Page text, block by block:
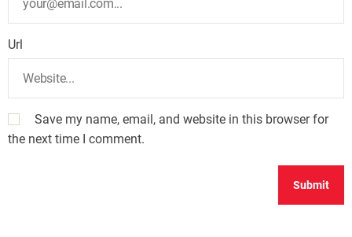
Url
Save my name, email, and website in this browser for
the next time I comment.